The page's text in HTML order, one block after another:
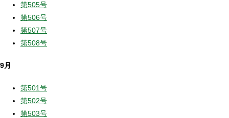
第505号
第506号
第507号
第508号
9月
第501号
第502号
第503号